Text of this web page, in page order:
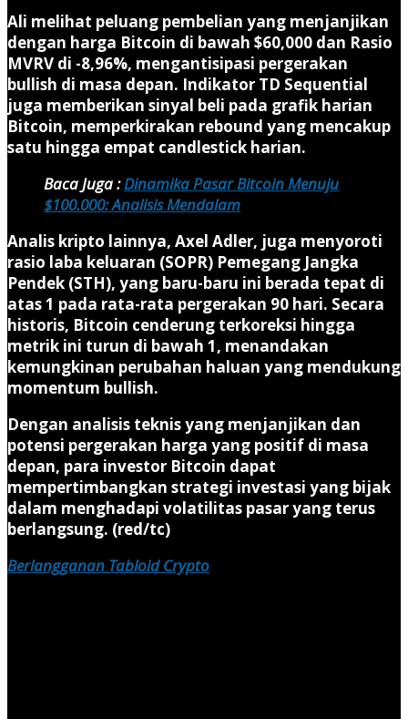
Ali melihat peluang pembelian yang menjanjikan
dengan harga Bitcoin di bawah $60,000 dan Rasio
MVRV di -8,96%, mengantisipasi pergerakan
bullish di masa depan. Indikator TD Sequential
juga memberikan sinyal beli pada grafik harian
Bitcoin, memperkirakan rebound yang mencakup
satu hingga empat candlestick harian.
Baca Juga :Dinamika Pasar Bitcoin Menuju
$100.000: Analisis Mendalam
Analis kripto lainnya, Axel Adler, juga menyoroti
rasio laba keluaran (SOPR) Pemegang Jangka
Pendek (STH), yang baru-baru ini berada tepat di
atas 1 pada rata-rata pergerakan 90 hari. Secara
historis, Bitcoin cenderung terkoreksi hingga
metrik ini turun di bawah 1, menandakan
kemungkinan perubahan haluan yang mendukung
momentum bullish.
Dengan analisis teknis yang menjanjikan dan
potensi pergerakan harga yang positif di masa
depan, para investor Bitcoin dapat
mempertimbangkan strategi investasi yang bijak
dalam menghadapi volatilitas pasar yang terus
berlangsung. (red/tc)
Berlangganan Tabloid Crypto